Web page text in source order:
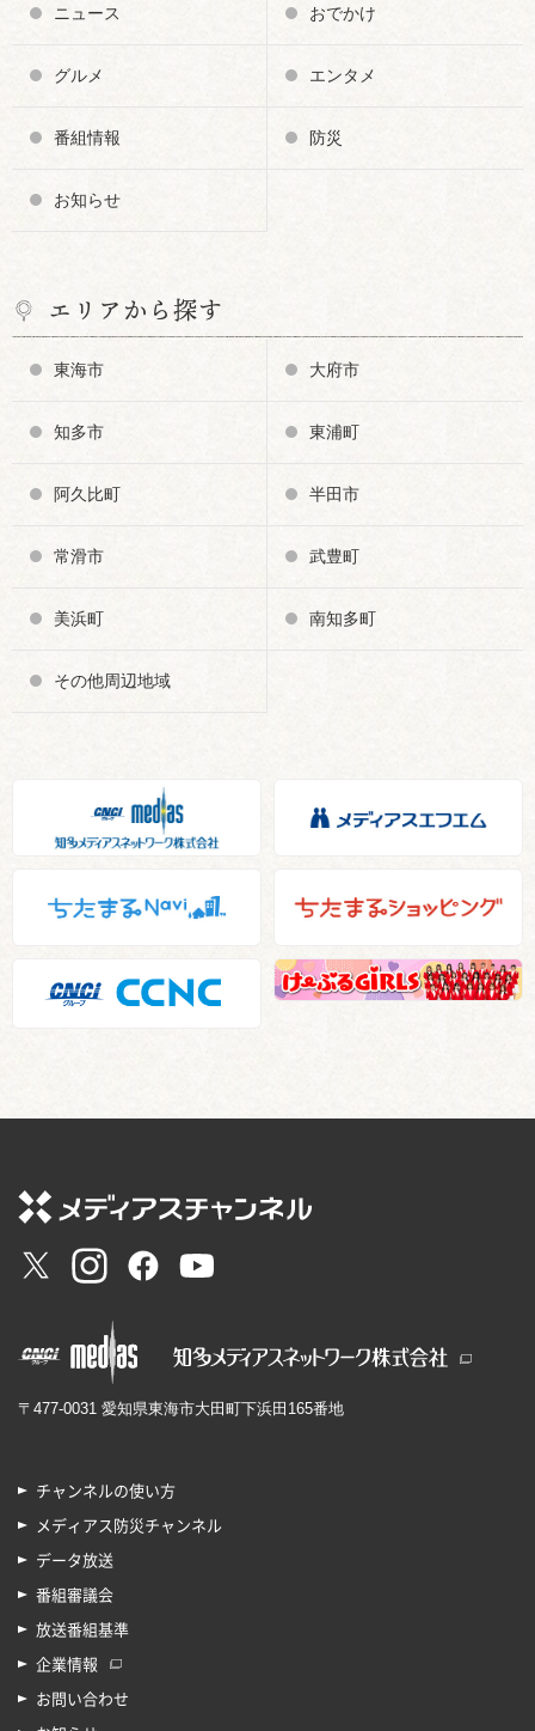
ニュース おでかけ
グルメ エンタメ
番組情報 防災
お知らせ
エリアから探す
東海市 大府市
知多市 東浦町
阿久比町 半田市
常滑市 武豊町
美浜町 南知多町
その他周辺地域
〒477-0031 愛知県東海市大田町下浜田165番地
チャンネルの使い方
メディアス防災チャンネル
データ放送
番組審議会
放送番組基準
企業情報
お問い合わせ